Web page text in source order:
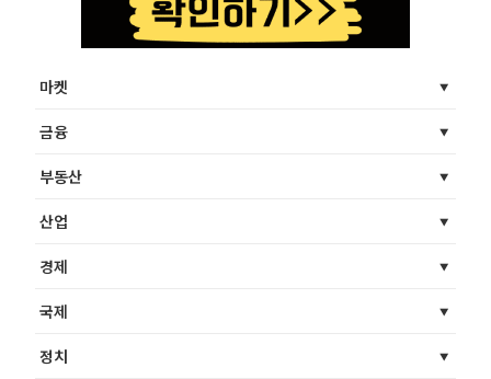
마켓
금융
부동산
산업
경제
국제
정치